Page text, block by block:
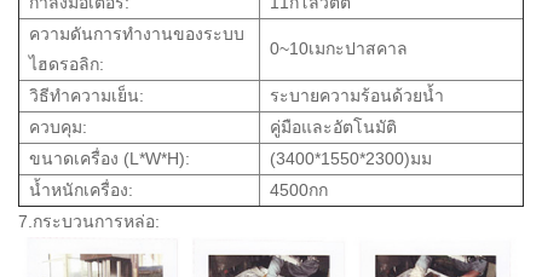
ความดันการทำงานของระบบ
ไฮดรอลิก:
0~10เมกะปาสคาล
วิธีทำความเย็น:
ระบายความร้อนด้วยน้ำ
ควบคุม:
คู่มือและอัตโนมัติ
ขนาดเครื่อง (L*W*H):
(3400*1550*2300)มม
น้ำหนักเครื่อง:
4500กก
7.กระบวนการหล่อ: